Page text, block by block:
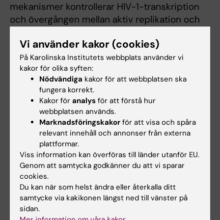
mekanismer kontrollerar HIV-1-transkription
och övergången mellan aktiv replikation och
provirusets öde i de stabilt infekterade
primära CD4+ T-cellerna. Ett centralt resultat
från vårt arbete är att latenta provirus inte är
epigenetiskt enhetliga: provirus inbäddade i
heterokromatin kräver mycket för reaktivering,
medan provirus som bär f”enhancer”-liknande
kromatinegenskaper lätt induceras. Denna
distinktion har viktiga implikationer för att
förstå vilka infekterade celler som driver viral
aktivitet och hur reservoaren bibehålls över
tid.
På senare tid har vi utökat vårt fokus till att
omfatta genomomfattande karakterisering av
Vi använder kakor (cookies)
På Karolinska Institutets webbplats använder vi
kakor för olika syften:
Nödvändiga kakor för att webbplatsen ska
fungera korrekt.
Kakor för analys för att förstå hur
webbplatsen används.
Marknadsföringskakor för att visa och spåra
relevant innehåll och annonser från externa
plattformar.
Viss information kan överföras till länder utanför EU.
Genom att samtycka godkänner du att vi sparar
cookies.
Du kan när som helst ändra eller återkalla ditt
samtycke via kakikonen längst ned till vänster på
sidan.